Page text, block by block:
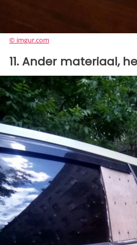
© imgur.com
11. Ander materiaal,